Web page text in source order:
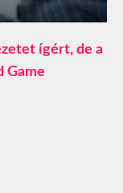
ígért, de a
Game